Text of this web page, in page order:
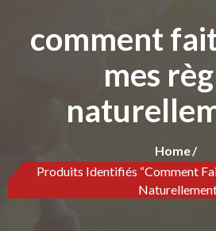
comment
mes
Home
Produits Identifiés “comment
Naturellement